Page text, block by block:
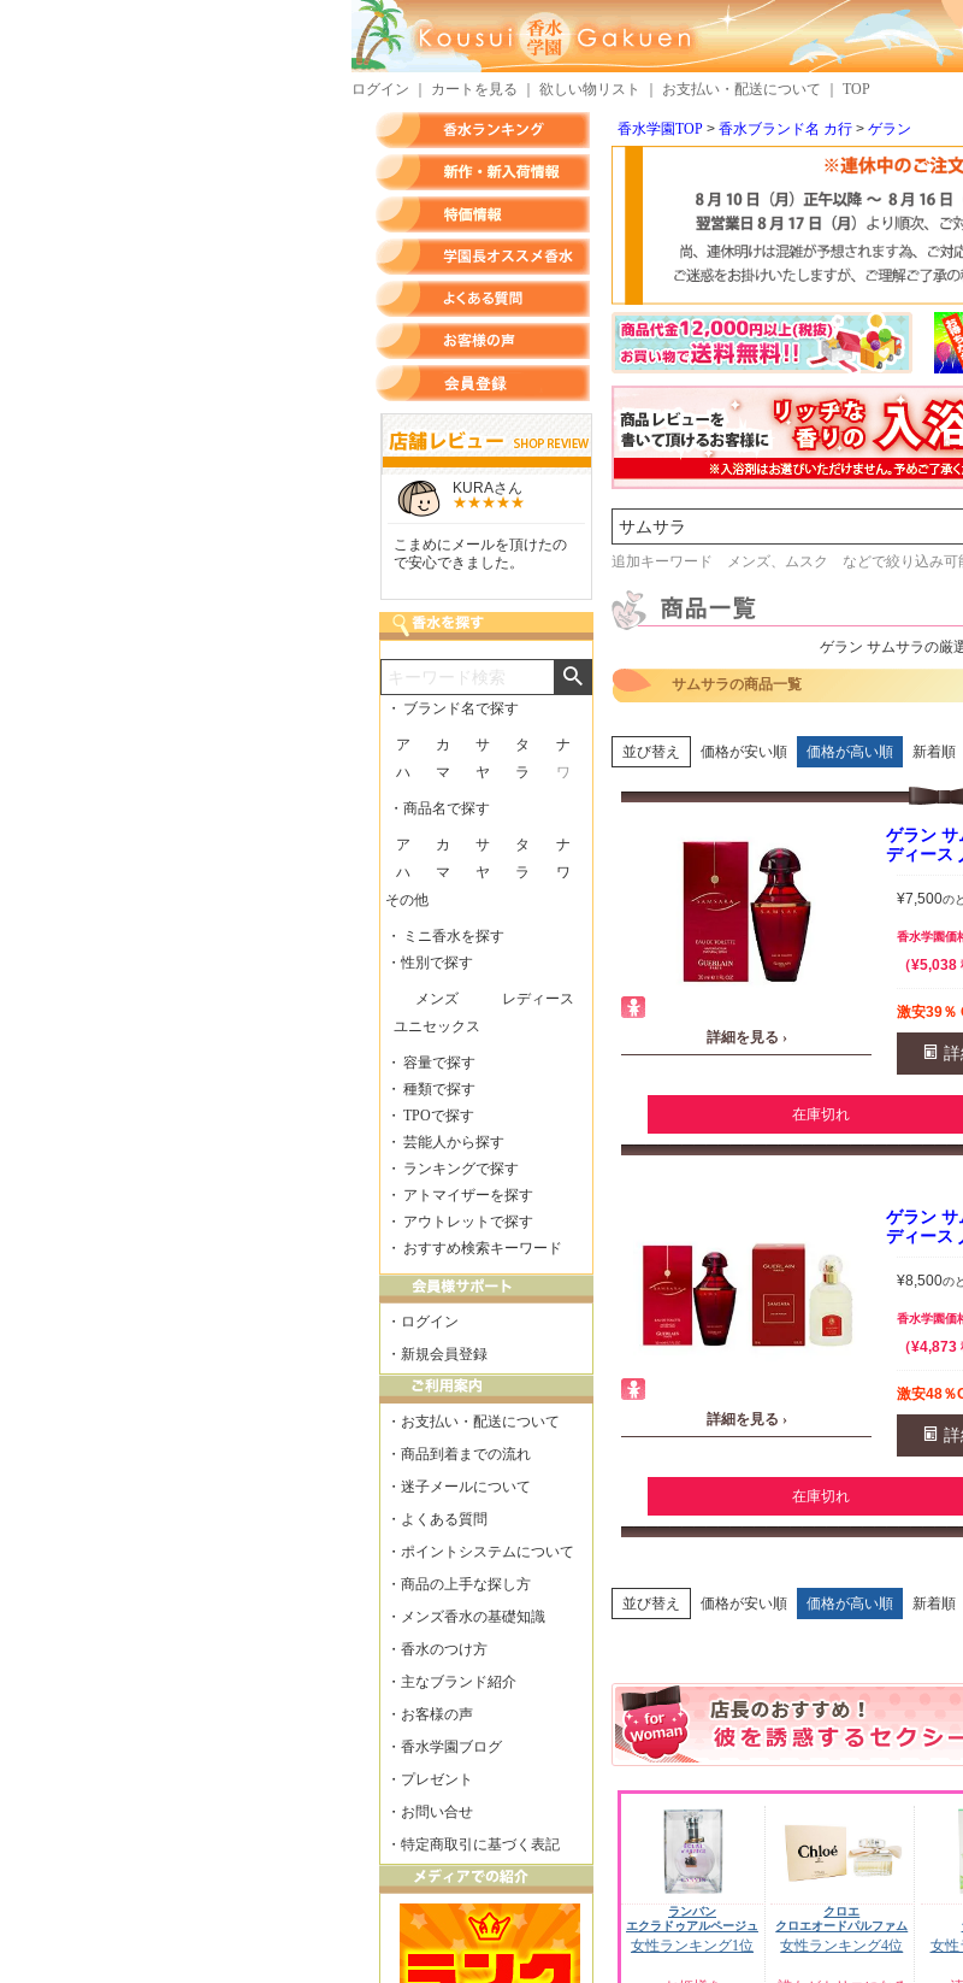
ログイン カートを見る 欲しい物リスト お支払い・配送について TOP
香水学園TOP 香水ブランド名 カ行 ゲラン
検索
追加キーワード メンズ、ムスク などで絞り込み可
ゲラン サムサラの厳
サムサラの商品一覧
並び替え 価格が安い順 価格が高い順 新着順
詳細を見る ›
ゲラン サ
ディース
¥7,500の
香水学園価
¥5,038
激安39％
詳
在庫切れ
詳細を見る ›
ゲラン サ
ディース
¥8,500の
香水学園価
¥4,873
激安48％
詳
在庫切れ
並び替え 価格が安い順 価格が高い順 新着順
ランバン
エクラドゥアルページュ
女性ランキング1位
クロエ
クロエオードパルファム
女性ランキング4位 女性
KURAさん
こまめにメールを頂けたの
で安心できました。
しらすさん
商品が早く届いたのでよか
ったです。また利用させて
MMさん
好きな香水を、いろい
量試せるところが魅力
・ ブランド名で探す
ア カ サ タ
ナ
ハ
マ ヤ ラ ワ
・商品名で探す
ア カ サ タ
ナ
ハ
マ ヤ ラ
ワ
その他
・
ミニ香水を探す
・性別で探す
メンズ
レディース
ユニセックス
・ 容量で探す
・ 種類で探す
・ TPOで探す
・ 芸能人から探す
・ ランキングで探す
・ アトマイザーを探す
・ アウトレットで探す
・ おすすめ検索キーワード
・ ログイン
・ 新規会員登録
・ お支払い・配送について
・ 商品到着までの流れ
・ 迷子メールについて
・ よくある質問
・ ポイントシステムについて
・ 商品の上手な探し方
・ メンズ香水の基礎知識
・ 香水のつけ方
・ 主なブランド紹介
・ お客様の声
・ 香水学園ブログ
・ プレゼント
・ お問い合せ
・ 特定商取引に基づく表記